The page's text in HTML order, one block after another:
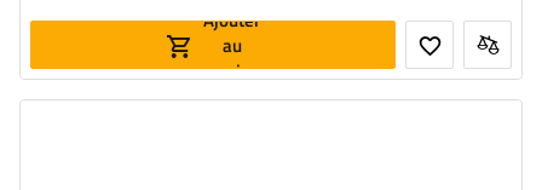
Ajouter
au
panier